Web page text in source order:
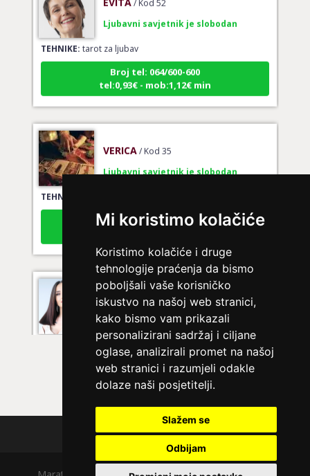
Mi koristimo kolačiće
Koristimo kolačiće i druge
tehnologije praćenja da bismo
poboljšali vaše korisničko
iskustvo na našoj web stranici,
kako bismo vam prikazali
personalizirani sadržaj i ciljane
oglase, analizirali promet na našoj
web stranici i razumjeli odakle
dolaze naši posjetitelji.
Slažem se
Odbijam
Ljubavni savjetnik je slobodan
TEHNIKE:tarot za ljubav
Broj tel: 064/600-600
tel:0,93€ - mob:1,12€ min
/ Kod 35
Ljubavni savjetnik je slobodan
TEHNIKE:
Broj tel: 064/600-600
tel:0,93€ - mob:1,12€ min
KRISTINA / Kod 160
Ljubavni savjetnik je zauzet
TEHNIKE: tarot za ljubav
Broj tel: 064/600-600
tel:0,93€ - mob:1,12€ min
VESNA
Ljubavni savjetnik je zauzet
Polica privatnosti